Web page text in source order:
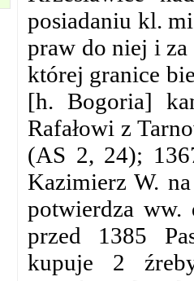
posiadaniu kl.
praw do niej i
której granice
[h. Bogoria]
Rafałowi z
(AS 2, 24);
Kazimierz W.
potwierdza
przed 1385
kupuje 2